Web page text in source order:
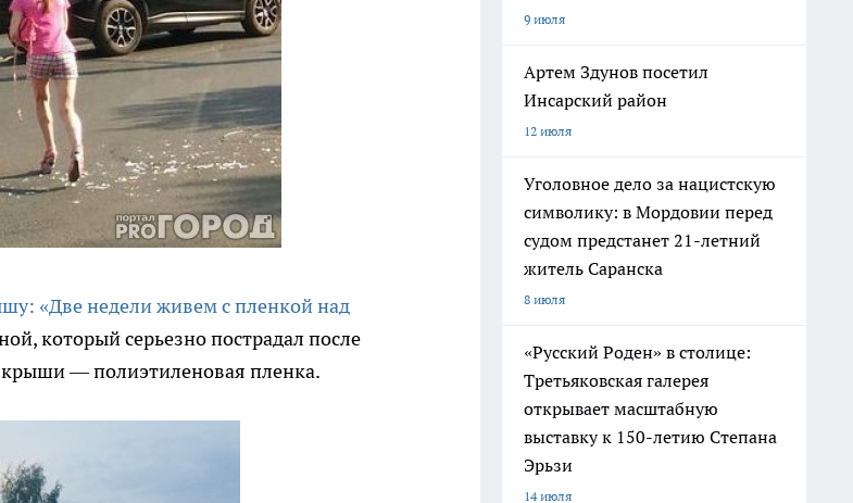
«Две недели живем с пленкой над
который серьезно пострадал после
крыши — полиэтиленовая пленка.
9 июля
Артем Здунов посетил
Инсарский район
12 июля
Уголовное дело за нацистскую
символику: в Мордовии перед
судом предстанет 21-летний
житель Саранска
8 июля
«Русский Роден» в столице:
Третьяковская галерея
открывает масштабную
выставку к 150-летию Степана
Эрьзи
14 июля